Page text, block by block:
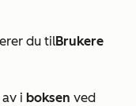
du tilBrukere
i boksen ved